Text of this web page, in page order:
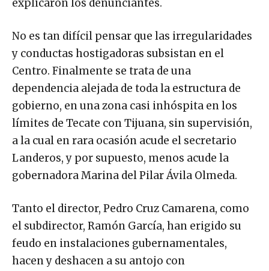
explicaron los denunciantes.
No es tan difícil pensar que las irregularidades
y conductas hostigadoras subsistan en el
Centro. Finalmente se trata de una
dependencia alejada de toda la estructura de
gobierno, en una zona casi inhóspita en los
límites de Tecate con Tijuana, sin supervisión,
a la cual en rara ocasión acude el secretario
Landeros, y por supuesto, menos acude la
gobernadora Marina del Pilar Ávila Olmeda.
Tanto el director, Pedro Cruz Camarena, como
el subdirector, Ramón García, han erigido su
feudo en instalaciones gubernamentales,
hacen y deshacen a su antojo con